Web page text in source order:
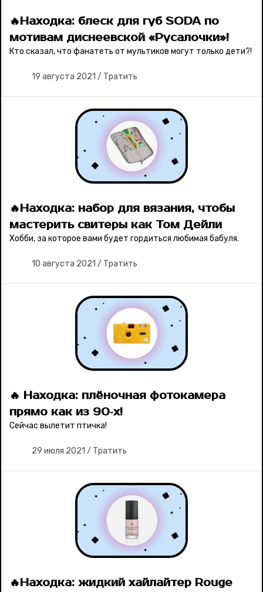
🔥Находка: блеск для губ SODA по
мотивам диснеевской «Русалочки»!
Кто сказал, что фанатеть от мультиков могут только дети?!
19 августа 2021 / Тратить
🔥Находка: набор для вязания, чтобы
мастерить свитеры как Том Дейли
Хобби, за которое вами будет гордиться любимая бабуля.
10 августа 2021 / Тратить
🔥 Находка: плёночная фотокамера
прямо как из 90‑х!
Сейчас вылетит птичка!
29 июля 2021 / Тратить
🔥Находка: жидкий хайлайтер Rouge